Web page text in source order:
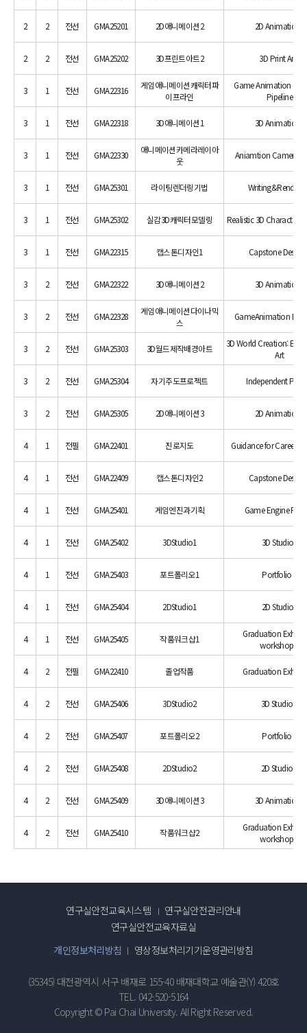
2 2 전선 GMA25201 2D애니메이션2 2D Animation2
2 2 전선 GMA25202 3D프린트아트2 3D Print Art2
3 1 전선 GMA22316
게임애니메이션캐릭터파
이프라인
Game Animation
Pipeline
3 1 전선 GMA22318 3D애니메이션1 3D Animation1
3 1 전선 GMA22330
애니메이션카메라레이아
웃
Aniamtion Camera
3 1 전선 GMA25301 라이팅렌더링기법
3 1 전선 GMA25302 실감3D캐릭터모델링 Realistic 3D Character
3 1 전선 GMA22315 캡스톤디자인1 Capstone Design
3 2 전선 GMA22322 3D애니메이션2 3D Animation2
3 2 전선 GMA22328
게임애니메이션다이나믹
스
GameAnimation
3 2 전선 GMA25303 3D월드제작배경아트
3D World Creation:
Art
3 2 전선 GMA25304 자기주도프로젝트 Independent
3 2 전선 GMA25305 2D애니메이션3 2D Animation3
4 1 전필 GMA22401 진로지도 Guidance for Career
4 1 전선 GMA22409 캡스톤디자인2 Capstone Design
4 1 전선 GMA25401 게임엔진과기획 Game Engine
4 1 전선 GMA25402 3DStudio1 3D Studio1
4 1 전선 GMA25403 포트폴리오1 Portfolio 1
4 1 전선 GMA25404 2DStudio1 2D Studio1
4 1 전선 GMA25405 작품워크샵1
Graduation
workshop 1
4 2 전필 GMA22410 졸업작품 Graduation
4 2 전선 GMA25406 3DStudio2 3D Studio 2
4 2 전선 GMA25407 포트폴리오2 Portfolio 2
4 2 전선 GMA25408 2DStudio2 2D Studio 2
4 2 전선 GMA25409 3D애니메이션3 3D Animation3
4 2 전선 GMA25410 작품워크샵2
Graduation
workshop 2
연구실안전교육시스템
연구실안전관리안내
연구실안전교육자료실
개인정보처리방침
영상정보처리기기운영관리방침
(35345) 대전광역시 서구 배재로 155-40 배재대학교 예술관(Y) 420호
TEL. 042-520-5164
Copyright © Pai Chai University. All Right Reserved.